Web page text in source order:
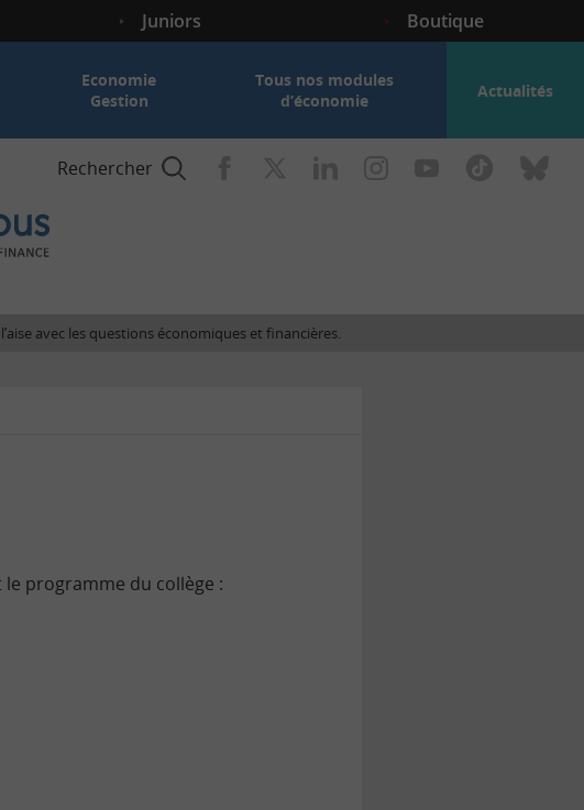
Juniors Boutique
Economie
Gestion
Tous nos modules
d’économie
Actualités
Rechercher
finance
site
avec les questions économiques et financières.
programme du collège :